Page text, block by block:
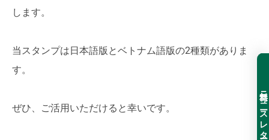
します。
当スタンプは日本語版とベトナム語版の2種類がありま
す。
ぜひ、ご活用いただけると幸いです。 無料ニュースレター登録